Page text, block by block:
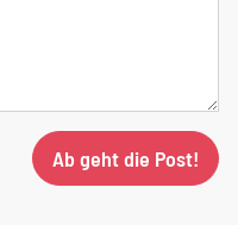
Ab geht die Post!